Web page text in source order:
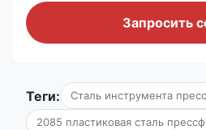
Запросить
Теги: Сталь инструмента
2085 пластиковая сталь